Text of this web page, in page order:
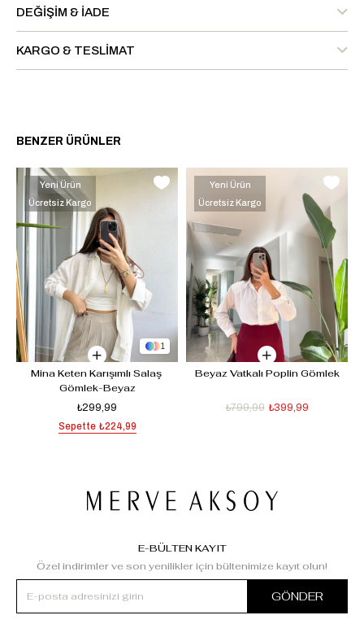
DEĞIŞIM & İADE
KARGO & TESLIMAT
BENZER ÜRÜNLER
1
Mina Keten Karışımlı Salaş
Gömlek-Beyaz
₺299,99
Sepette ₺224,99
Yeni Ürün
Ücretsiz Kargo
Beyaz Vatkalı Poplin Gömlek
₺399,99
₺799,99
Yeni Ürün
Ücretsiz Kargo
E-BÜLTEN KAYIT
Özel indirimler ve son yenilikler için bültenimize kayıt olun!
GÖNDER